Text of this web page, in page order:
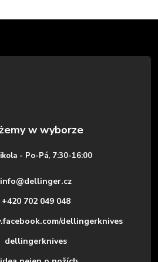
- Po-Pá, 7:30-16:00
info@dellinger.cz
+420 702 049 048
dellingerknives
dellingerknives